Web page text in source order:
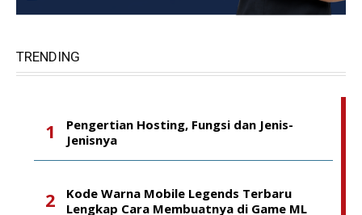
TRENDING
Pengertian Hosting, Fungsi dan Jenis-
Jenisnya
Kode Warna Mobile Legends Terbaru
Lengkap Cara Membuatnya di Game ML